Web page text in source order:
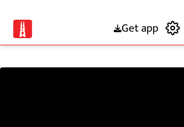
Get app